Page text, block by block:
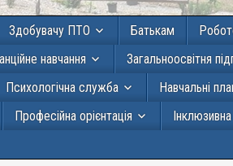
Здобувачу ПТО Батькам
навчання Загальноосвітня
Психологічна служба Навчальні
Професійна орієнтація